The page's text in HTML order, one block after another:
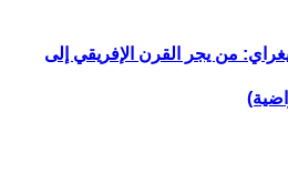
تيغراي: من يجر القرن الإفريقي إلى